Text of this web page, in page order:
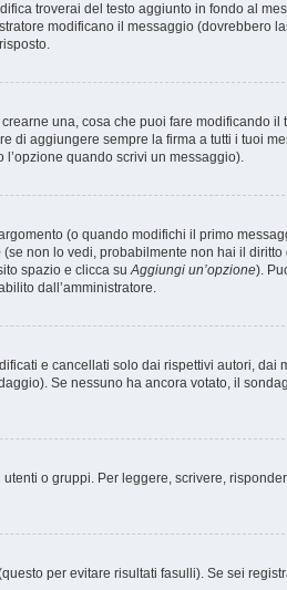
troverai del testo aggiunto in fondo al
modificano il messaggio
una, cosa che puoi fare modificando
di aggiungere sempre la firma a tutti i tuoi
quando scrivi un messaggio).
(o quando modifichi il primo
(se non lo vedi, probabilmente non hai il
spazio e clicca suAggiungi un’opzione).
dall’amministratore.
e cancellati solo dai rispettivi autori,
Se nessuno ha ancora votato, il
o gruppi. Per leggere, scrivere,
per evitare risultati fasulli). Se sei